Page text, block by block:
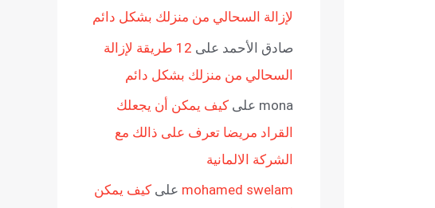
لإزالة السحالي من منزلك بشكل دائم
صادق الأحمد على
12 طريقة لإزالة
السحالي من منزلك بشكل دائم
mona على كيف يمكن أن يجعلك
القراد مريضا تعرف على ذالك مع
الشركة الالمانية
mohamed swelam على كيف يمكن